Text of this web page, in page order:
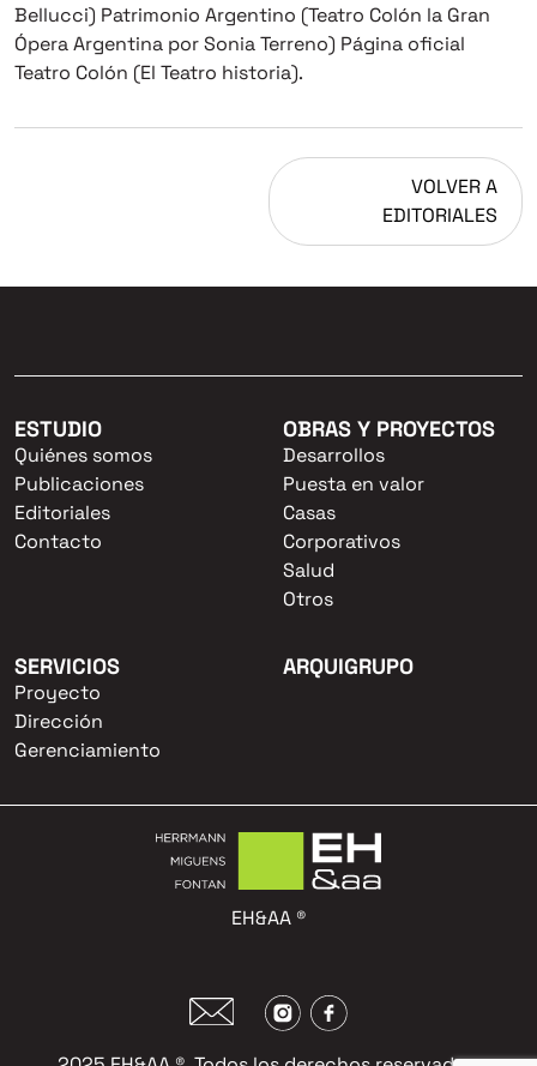
Bellucci) Patrimonio Argentino (Teatro Colón la Gran
Ópera Argentina por Sonia Terreno) Página oficial
Teatro Colón (El Teatro historia).
VOLVER A
EDITORIALES
ESTUDIO
Quiénes somos
Publicaciones
Editoriales
Contacto
OBRAS Y PROYECTOS
Desarrollos
Puesta en valor
Casas
Corporativos
Salud
Otros
SERVICIOS
Proyecto
Dirección
Gerenciamiento
ARQUIGRUPO
EH&AA ®